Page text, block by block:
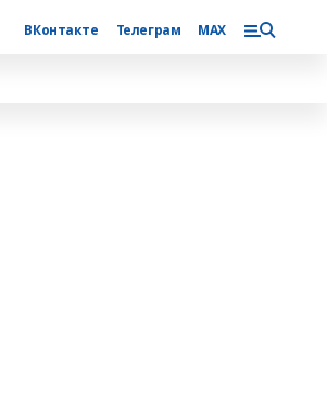
ВКонтакте Телеграм MAX